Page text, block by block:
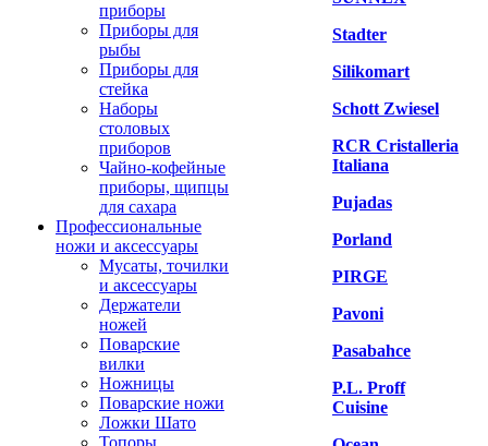
приборы
Приборы для
рыбы
Приборы для
стейка
Наборы
столовых
приборов
Чайно-кофейные
приборы, щипцы
для сахара
Профессиональные
ножи и аксессуары
Мусаты, точилки
и аксессуары
Держатели
ножей
Поварские
вилки
Ножницы
Поварские ножи
Ложки Шато
Топоры
Stadter
Silikomart
Schott Zwiesel
RCR Cristalleria
Italiana
Pujadas
Porland
PIRGE
Pavoni
Pasabahce
P.L. Proff
Cuisine